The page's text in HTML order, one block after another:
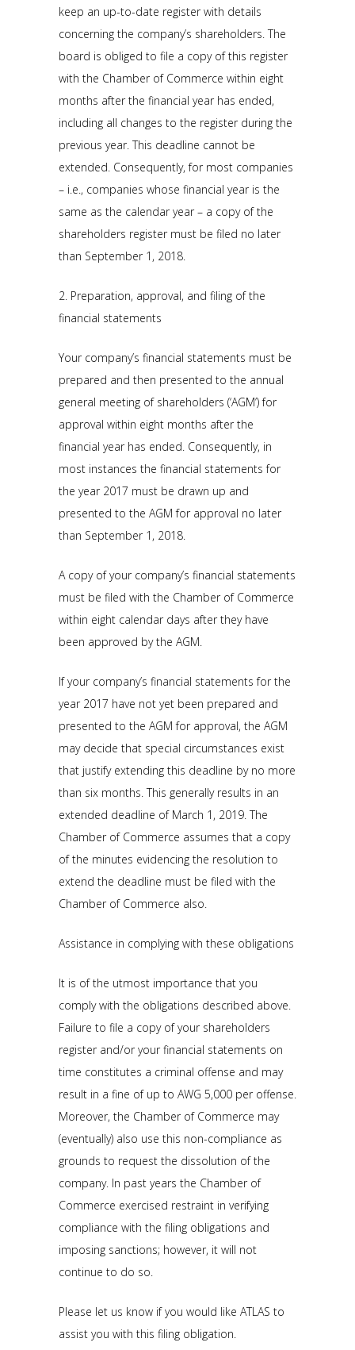
keep an up-to-date register with details
concerning the company’s shareholders. The
board is obliged to file a copy of this register
with the Chamber of Commerce within eight
months after the financial year has ended,
including all changes to the register during the
previous year. This deadline cannot be
extended. Consequently, for most companies
– i.e., companies whose financial year is the
same as the calendar year – a copy of the
shareholders register must be filed no later
than September 1, 2018.
2. Preparation, approval, and filing of the
financial statements
Your company’s financial statements must be
prepared and then presented to the annual
general meeting of shareholders (‘AGM’) for
approval within eight months after the
financial year has ended. Consequently, in
most instances the financial statements for
the year 2017 must be drawn up and
presented to the AGM for approval no later
than September 1, 2018.
A copy of your company’s financial statements
must be filed with the Chamber of Commerce
within eight calendar days after they have
been approved by the AGM.
If your company’s financial statements for the
year 2017 have not yet been prepared and
presented to the AGM for approval, the AGM
may decide that special circumstances exist
that justify extending this deadline by no more
than six months. This generally results in an
extended deadline of March 1, 2019. The
Chamber of Commerce assumes that a copy
of the minutes evidencing the resolution to
extend the deadline must be filed with the
Chamber of Commerce also.
Assistance in complying with these obligations
It is of the utmost importance that you
comply with the obligations described above.
Failure to file a copy of your shareholders
register and/or your financial statements on
time constitutes a criminal offense and may
result in a fine of up to AWG 5,000 per offense.
Moreover, the Chamber of Commerce may
(eventually) also use this non-compliance as
grounds to request the dissolution of the
company. In past years the Chamber of
Commerce exercised restraint in verifying
compliance with the filing obligations and
imposing sanctions; however, it will not
continue to do so.
Please let us know if you would like ATLAS to
assist you with this filing obligation.